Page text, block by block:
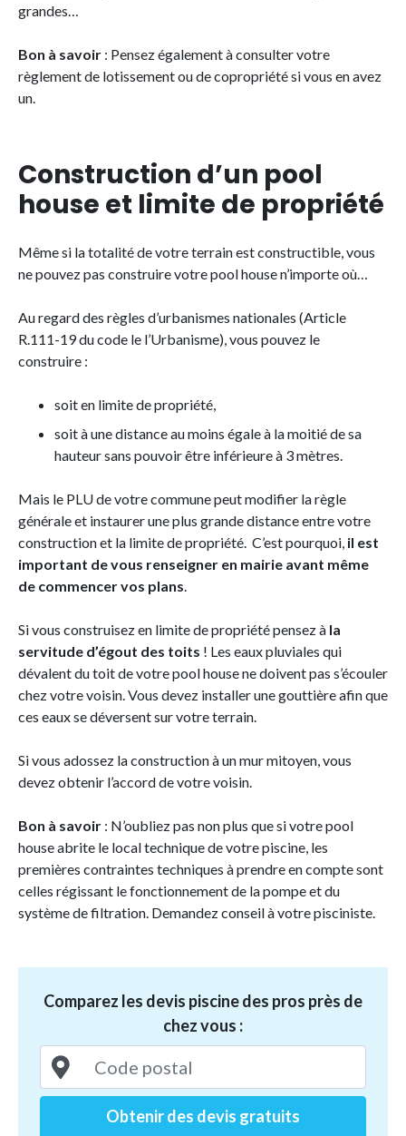
grandes…
Bon à savoir : Pensez également à consulter votre
règlement de lotissement ou de copropriété si vous en avez
un.
Construction d’un pool
house et limite de propriété
Même si la totalité de votre terrain est constructible, vous
ne pouvez pas construire votre pool house n’importe où…
Au regard des règles d’urbanismes nationales (Article
R.111-19 du code le l’Urbanisme), vous pouvez le
construire :
soit en limite de propriété,
soit à une distance au moins égale à la moitié de sa
hauteur sans pouvoir être inférieure à 3 mètres.
Mais le PLU de votre commune peut modifier la règle
générale et instaurer une plus grande distance entre votre
construction et la limite de propriété. C’est pourquoi, il est
important de vous renseigner en mairie avant même
de commencer vos plans
Si vous construisez en limite de propriété pensez à la
servitude d’égout des toits ! Les eaux pluviales qui
dévalent du toit de votre pool house ne doivent pas s’écouler
chez votre voisin. Vous devez installer une gouttière afin que
ces eaux se déversent sur votre terrain.
Si vous adossez la construction à un mur mitoyen, vous
devez obtenir l’accord de votre voisin.
Bon à savoir : N’oubliez pas non plus que si votre pool
house abrite le local technique de votre piscine, les
premières contraintes techniques à prendre en compte sont
celles régissant le fonctionnement de la pompe et du
système de filtration. Demandez conseil à votre pisciniste.
Comparez les devis piscine des pros près de
chez vous :
Obtenir des devis gratuits